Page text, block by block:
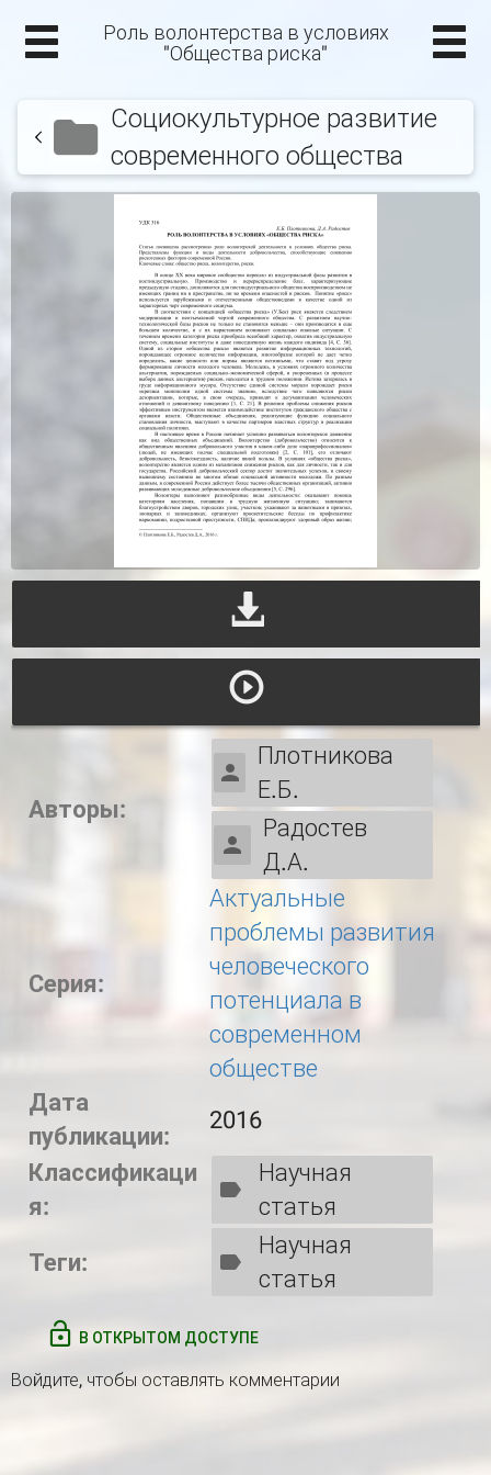
Роль волонтерства в условиях
"Общества риска"
Социокультурное развитие
современного общества
Авторы:
Плотникова
Е.Б.
Радостев
Д.А.
Серия:
Актуальные
проблемы развития
человеческого
потенциала в
современном
обществе
Дата
публикации:
2016
Классификаци
я:
Научная
статья
Теги:
Научная
статья
В ОТКРЫТОМ ДОСТУПЕ
Войдите, чтобы оставлять комментарии